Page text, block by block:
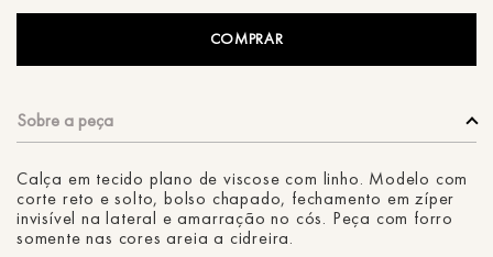
COMPRAR
Calça em tecido plano de viscose com linho. Modelo com
corte reto e solto, bolso chapado, fechamento em zíper
invisível na lateral e amarração no cós. Peça com forro
somente nas cores areia a cidreira.